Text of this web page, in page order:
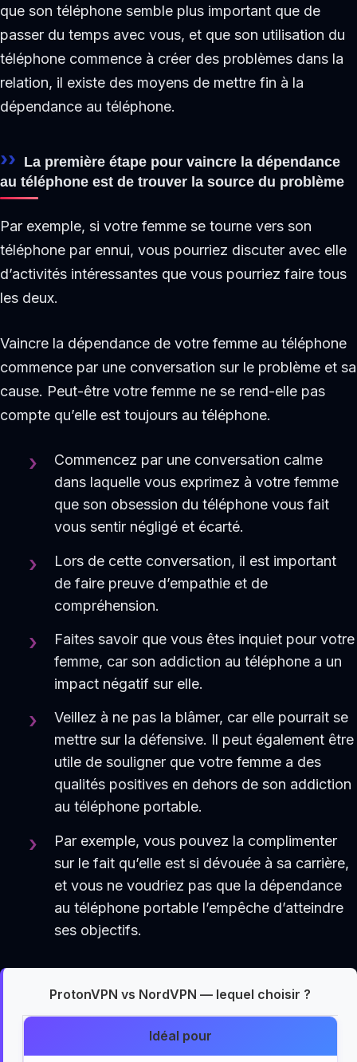
que son téléphone semble plus important que de
passer du temps avec vous, et que son utilisation du
téléphone commence à créer des problèmes dans la
relation, il existe des moyens de mettre fin à la
dépendance au téléphone.
La première étape pour vaincre la dépendance
au téléphone est de trouver la source du problème
Par exemple, si votre femme se tourne vers son
téléphone par ennui, vous pourriez discuter avec elle
d’activités intéressantes que vous pourriez faire tous
les deux.
Vaincre la dépendance de votre femme au téléphone
commence par une conversation sur le problème et sa
cause. Peut-être votre femme ne se rend-elle pas
compte qu’elle est toujours au téléphone.
Commencez par une conversation calme
dans laquelle vous exprimez à votre femme
que son obsession du téléphone vous fait
vous sentir négligé et écarté.
Lors de cette conversation, il est important
de faire preuve d’empathie et de
compréhension.
Faites savoir que vous êtes inquiet pour votre
femme, car son addiction au téléphone a un
impact négatif sur elle.
Veillez à ne pas la blâmer, car elle pourrait se
mettre sur la défensive. Il peut également être
utile de souligner que votre femme a des
qualités positives en dehors de son addiction
au téléphone portable.
Par exemple, vous pouvez la complimenter
sur le fait qu’elle est si dévouée à sa carrière,
et vous ne voudriez pas que la dépendance
au téléphone portable l’empêche d’atteindre
ses objectifs.
ProtonVPN vs NordVPN — lequel choisir ?
Idéal pour